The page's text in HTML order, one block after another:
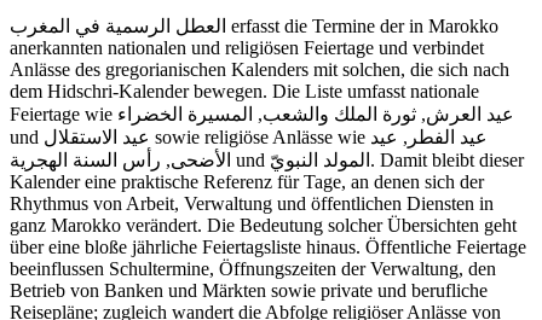
العطل الرسمية في المغرب erfasst die Termine der in Marokko
anerkannten nationalen und religiösen Feiertage und verbindet
Anlässe des gregorianischen Kalenders mit solchen, die sich nach
dem Hidschri-Kalender bewegen. Die Liste umfasst nationale
Feiertage wie عيد العرش, ثورة الملك والشعب, المسيرة الخضراء
und عيد الاستقلال sowie religiöse Anlässe wie عيد الفطر, عيد
الأضحى, رأس السنة الهجرية und المولد النبويّ. Damit bleibt dieser
Kalender eine praktische Referenz für Tage, an denen sich der
Rhythmus von Arbeit, Verwaltung und öffentlichen Diensten in
ganz Marokko verändert. Die Bedeutung solcher Übersichten geht
über eine bloße jährliche Feiertagsliste hinaus. Öffentliche Feiertage
beeinflussen Schultermine, Öffnungszeiten der Verwaltung, den
Betrieb von Banken und Märkten sowie private und berufliche
Reisepläne; zugleich wandert die Abfolge religiöser Anlässe von